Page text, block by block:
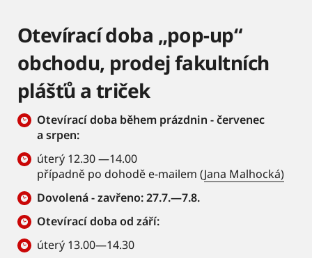
Otevírací doba „pop-up“
obchodu, prodej fakultních
plášťů a triček
Otevírací doba během prázdnin - červenec
a srpen:
úterý 12.30 —14.00
případně po dohodě e-mailem (Jana Malhocká)
Dovolená - zavřeno: 27.7.—7.8.
Otevírací doba od září:
úterý 13.00—14.30